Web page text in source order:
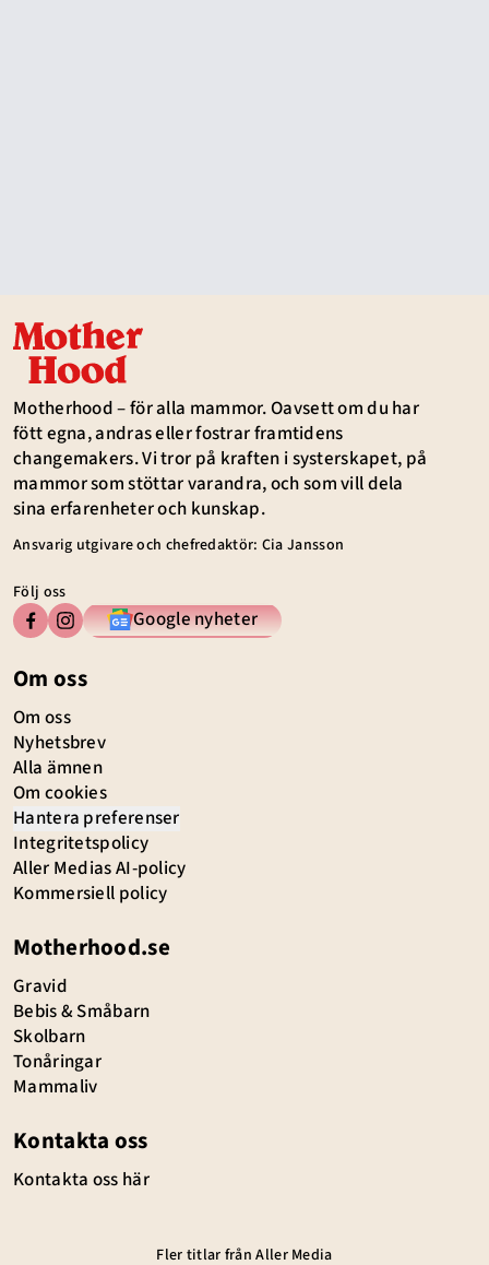
Motherhood – för alla mammor. Oavsett om du har
fött egna, andras eller fostrar framtidens
changemakers. Vi tror på kraften i systerskapet, på
mammor som stöttar varandra, och som vill dela
sina erfarenheter och kunskap.
Ansvarig utgivare och chefredaktör: Cia Jansson
Följ oss
Google nyheter
Om oss
Om oss
Nyhetsbrev
Alla ämnen
Om cookies
Hantera preferenser
Integritetspolicy
Aller Medias AI-policy
Kommersiell policy
Motherhood.se
Gravid
Bebis & Småbarn
Skolbarn
Tonåringar
Mammaliv
Kontakta oss
Kontakta oss här
Fler titlar från Aller Media